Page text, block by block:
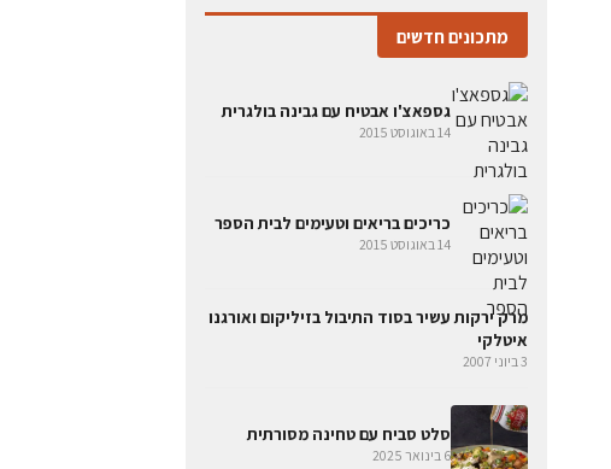
מתכונים חדשים
גספאצ'ו אבטיח עם גבינה בולגרית
14 באוגוסט 2015
כריכים בריאים וטעימים לבית הספר
14 באוגוסט 2015
מרק ירקות עשיר בסוד התיבול בזיליקום ואורגנו
איטלקי
3 ביוני 2007
סלט סביח עם טחינה מסורתית
6 בינואר 2025